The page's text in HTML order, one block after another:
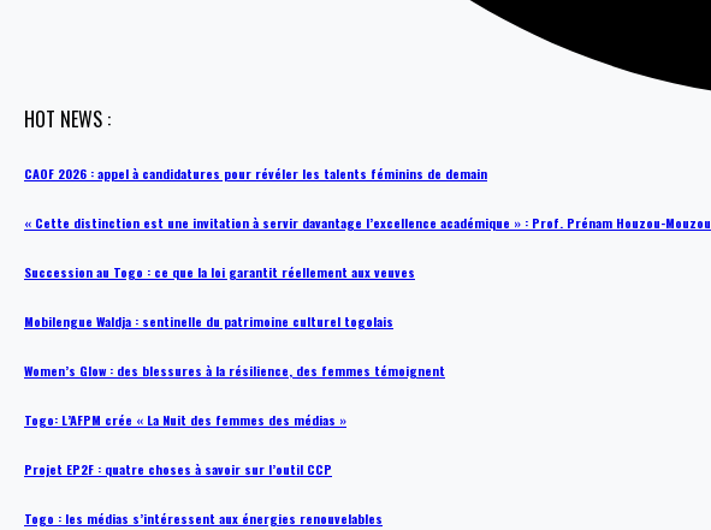
HOT NEWS :
CAOF 2026 : appel à candidatures pour révéler les talents féminins de demain
« Cette distinction est une invitation à servir davantage l’excellence académique » : Prof. Prénam Houzou-Mouzou
Succession au Togo : ce que la loi garantit réellement aux veuves
Mobilengue Waldja : sentinelle du patrimoine culturel togolais
Women’s Glow : des blessures à la résilience, des femmes témoignent
Togo: L’AFPM crée « La Nuit des femmes des médias »
Projet EP2F : quatre choses à savoir sur l’outil CCP
Togo : les médias s’intéressent aux énergies renouvelables